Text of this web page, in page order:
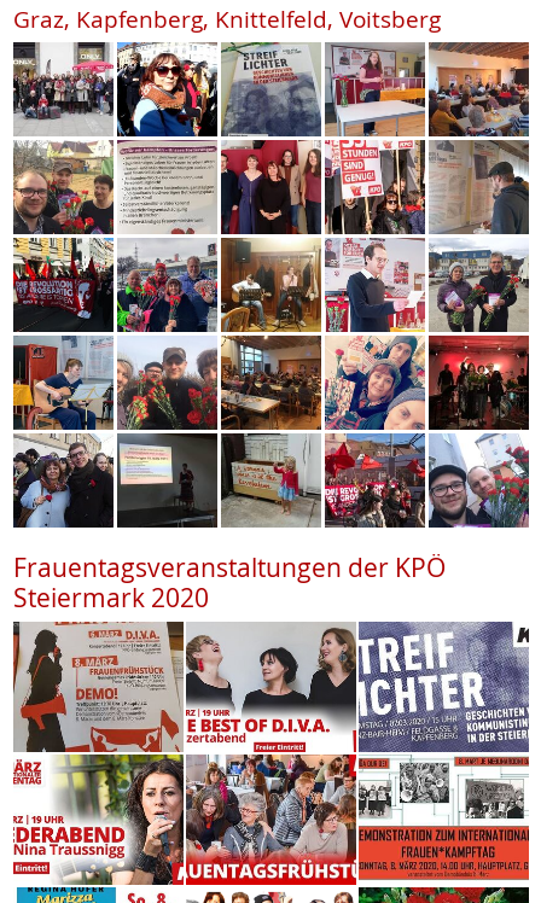
Graz, Kapfenberg, Knittelfeld, Voitsberg
Frauentagsveranstaltungen der KPÖ
Steiermark 2020